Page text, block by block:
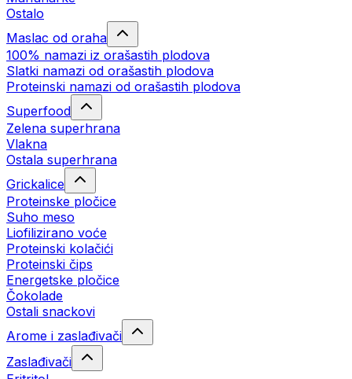
Ostalo
Maslac od oraha
100% namazi iz orašastih plodova
Slatki namazi od orašastih plodova
Proteinski namazi od orašastih plodova
Superfood
Zelena superhrana
Vlakna
Ostala superhrana
Grickalice
Proteinske pločice
Suho meso
Liofilizirano voće
Proteinski kolačići
Proteinski čips
Energetske pločice
Čokolade
Ostali snackovi
Arome i zaslađivači
Zaslađivači